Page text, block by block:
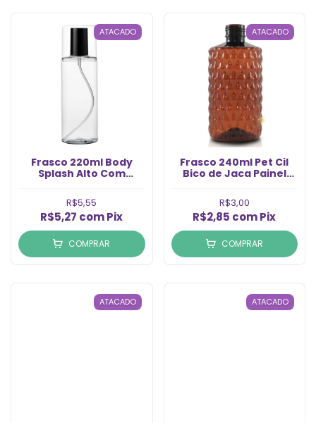
ATACADO
Frasco 220ml Body
Splash Alto Com
24/410 (Un)
R$5,55
R$5,27 comPix
COMPRAR
ATACADO
Frasco 240ml Pet Cil
Bico de Jaca Painel
Rosca 24/410
R$3,00
R$2,85 comPix
COMPRAR
ATACADO ATACADO